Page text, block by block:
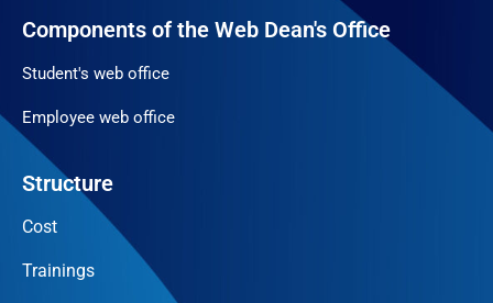
Components of the Web Dean's Office
Student's web office
Employee web office
Structure
Cost
Trainings